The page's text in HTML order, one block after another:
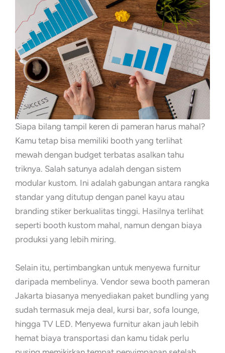
Siapa bilang tampil keren di pameran harus mahal?
Kamu tetap bisa memiliki booth yang terlihat
mewah dengan budget terbatas asalkan tahu
triknya. Salah satunya adalah dengan sistem
modular kustom. Ini adalah gabungan antara rangka
standar yang ditutup dengan panel kayu atau
branding stiker berkualitas tinggi. Hasilnya terlihat
seperti booth kustom mahal, namun dengan biaya
produksi yang lebih miring.
Selain itu, pertimbangkan untuk menyewa furnitur
daripada membelinya. Vendor sewa booth pameran
Jakarta biasanya menyediakan paket bundling yang
sudah termasuk meja deal, kursi bar, sofa lounge,
hingga TV LED. Menyewa furnitur akan jauh lebih
hemat biaya transportasi dan kamu tidak perlu